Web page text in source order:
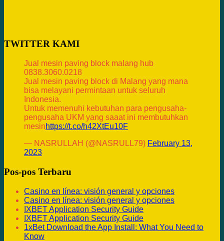
TWITTER KAMI
Jual mesin paving block malang hub
0838.3060.0218
Jual mesin paving block di Malang yang mana
bisa melayani permintaan untuk seluruh
Indonesia.
Untuk memenuhi kebutuhan para pengusaha-
pengusaha UKM yang saaat ini membutuhkan
mesinhttps://t.co/h42XtEu10F
— NASRULLAH (@NASRULL79) February 13,
2023
Pos-pos Terbaru
Casino en línea: visión general y opciones
Casino en línea: visión general y opciones
IXBET Application Security Guide
IXBET Application Security Guide
1xBet Download the App Install: What You Need to
Know